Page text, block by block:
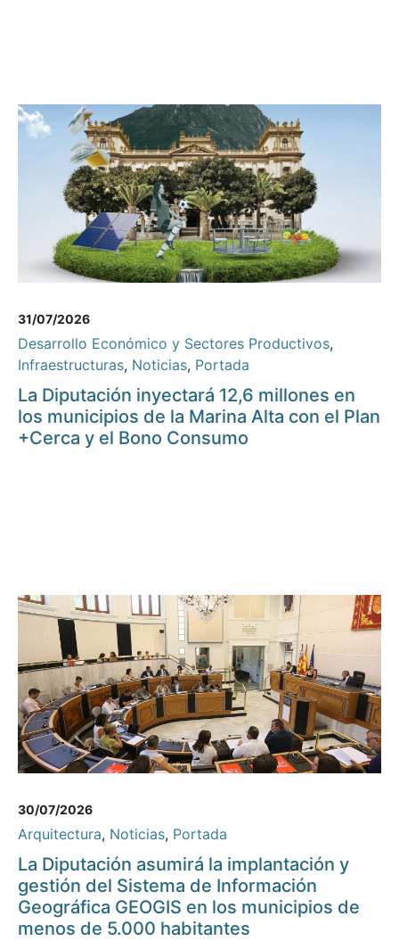
31/07/2026
Desarrollo Económico y Sectores Productivos,
Infraestructuras, Noticias, Portada
La Diputación inyectará 12,6 millones en
los municipios de la Marina Alta con el Plan
+Cerca y el Bono Consumo
30/07/2026
Arquitectura, Noticias, Portada
La Diputación asumirá la implantación y
gestión del Sistema de Información
Geográfica GEOGIS en los municipios de
menos de 5.000 habitantes